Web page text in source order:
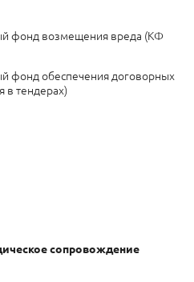
фонд возмещения вреда (КФ
фонд обеспечения договорных
в тендерах)
сопровождение